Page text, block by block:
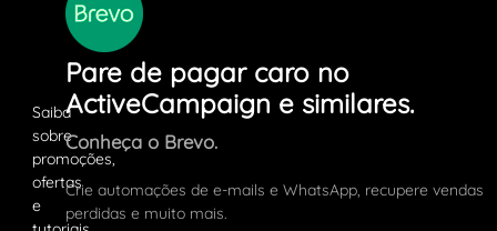
Pare de pagar caro no
ActiveCampaign e similares.
Conheça o Brevo.
Crie automações de e-mails e WhatsApp, recupere vendas
perdidas e muito mais.